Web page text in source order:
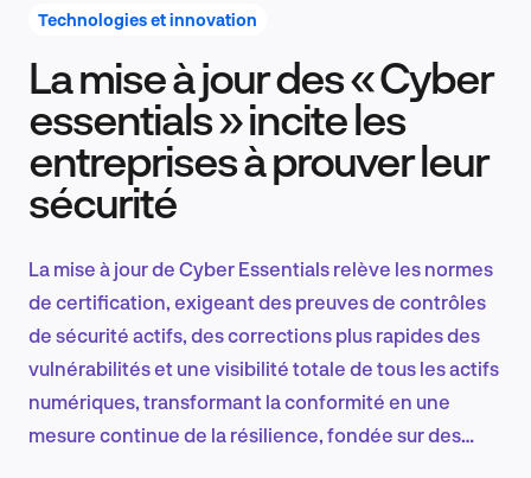
Recherche et conception produit
Tendances sectorielles
EN
FR
Technologies et innovation
La mise à jour des « Cyber
essentials » incite les
entreprises à prouver leur
sécurité
La mise à jour de Cyber Essentials relève les normes
de certification, exigeant des preuves de contrôles
de sécurité actifs, des corrections plus rapides des
vulnérabilités et une visibilité totale de tous les actifs
numériques, transformant la conformité en une
mesure continue de la résilience, fondée sur des